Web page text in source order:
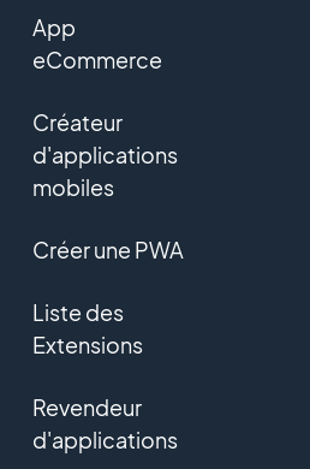
App
eCommerce
Créateur
d'applications
mobiles
Créer une PWA
Liste des
Extensions
Revendeur
d'applications